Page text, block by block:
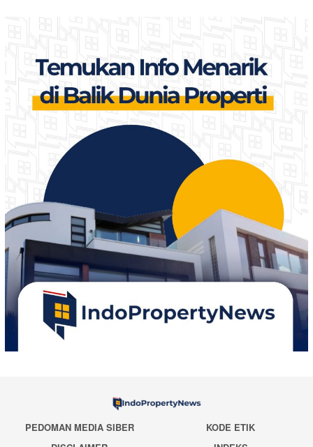
PEDOMAN MEDIA SIBER
KODE ETIK